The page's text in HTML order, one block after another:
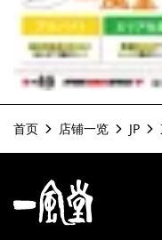
首页 店铺一览 JP